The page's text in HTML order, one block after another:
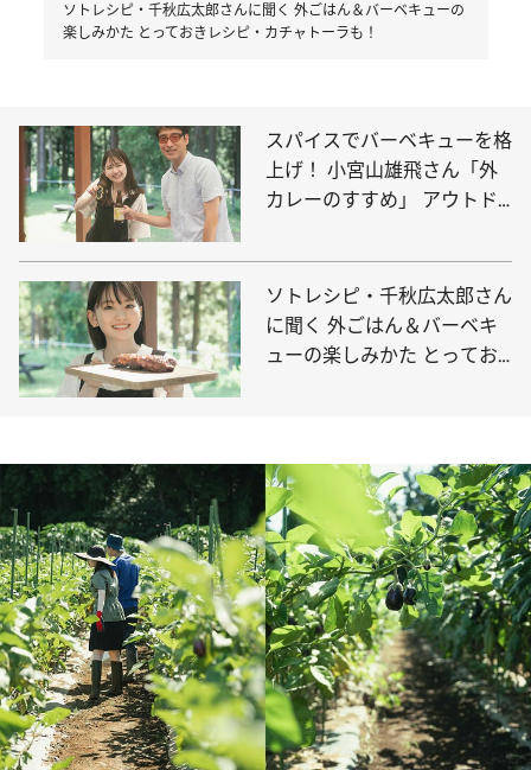
ソトレシピ・千秋広太郎さんに聞く 外ごはん＆バーベキューの
楽しみかた とっておきレシピ・カチャトーラも！
スパイスでバーベキューを格
上げ！ 小宮山雄飛さん「外
カレーのすすめ」 アウトド
ソトレシピ・千秋広太郎さん
に聞く 外ごはん＆バーベキ
ューの楽しみかた とってお